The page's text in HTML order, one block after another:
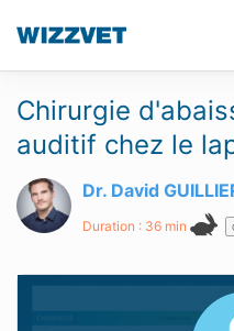
Chirurgie
auditif chez le
Dr. David
Duration : 36 min